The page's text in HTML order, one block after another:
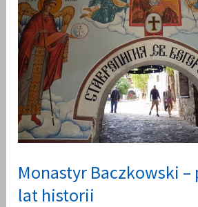
Monastyr Baczkowski –
lat historii